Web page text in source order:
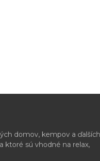
domov, kempov a ďalších
ktoré sú vhodné na relax,